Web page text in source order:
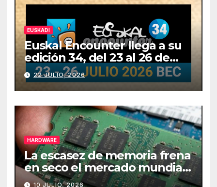
EUSKADI
Euskal Encounter llega a su
edición 34, del 23 al 26 de
julio
22 JULIO, 2026
HARDWARE
La escasez de memoria frena
en seco el mercado mundial
de PCs
10 JULIO, 2026